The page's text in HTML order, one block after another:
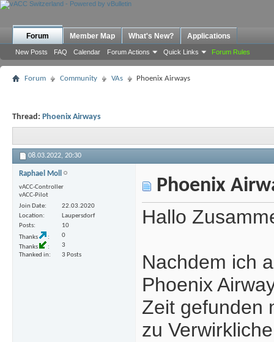
Forum
New Posts FAQ Calendar Forum Actions Quick Links Forum Rules
Member Map What's New? Applications
Forum Community VAs Phoenix Airways
Thread: Phoenix Airways
08.03.2022, 20:30
Raphael Moll
vACC-Controller
vACC-Pilot
Join Date
22.03.2020
Location
Laupersdorf
Posts
10
Thanks
0
Thanks
3
Thanked in
3 Posts
Phoenix
Hallo
Nachdem ich
Phoenix
Zeit gefunden
zu